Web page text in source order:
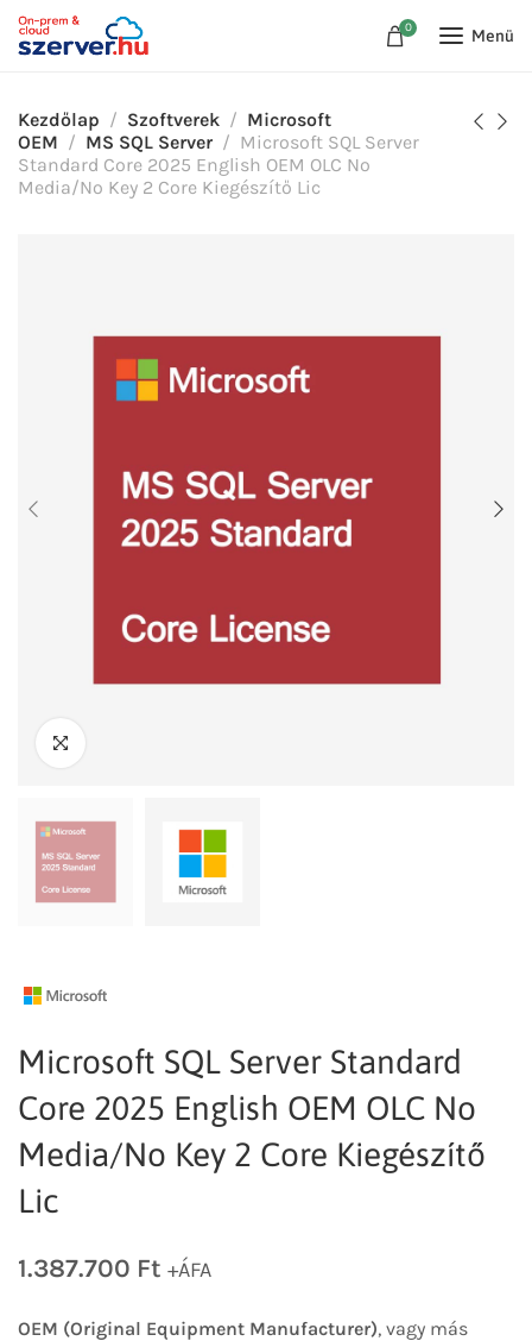
0 Menü
Kezdőlap Szoftverek
Microsoft
OEM
MS SQL Server
Microsoft SQL Server
Standard Core 2025 English OEM OLC No
Media/No Key 2 Core Kiegészítő Lic
Microsoft SQL Server Standard
Core 2025 English OEM OLC No
Media/No Key 2 Core Kiegészítő
Lic
1.387.700 Ft +ÁFA
OEM (Original Equipment Manufacturer), vagy más